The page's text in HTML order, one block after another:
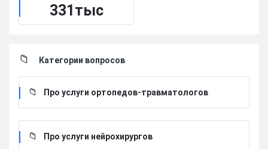
331тыс
Категории вопросов
Про услуги ортопедов-травматологов
Про услуги нейрохирургов